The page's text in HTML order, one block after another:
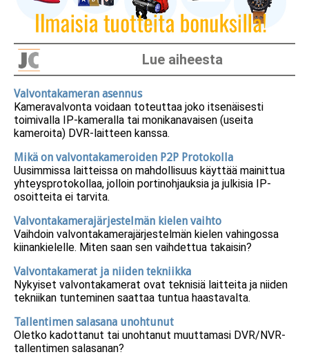
Lue aiheesta
Valvontakameran asennus
Kameravalvonta voidaan toteuttaa joko itsenäisesti
toimivalla IP-kameralla tai monikanavaisen (useita
kameroita) DVR-laitteen kanssa.
Mikä on valvontakameroiden P2P Protokolla
Uusimmissa laitteissa on mahdollisuus käyttää mainittua
yhteysprotokollaa, jolloin portinohjauksia ja julkisia IP-
osoitteita ei tarvita.
Valvontakamerajärjestelmän kielen vaihto
Vaihdoin valvontakamerajärjestelmän kielen vahingossa
kiinankielelle. Miten saan sen vaihdettua takaisin?
Valvontakamerat ja niiden tekniikka
Nykyiset valvontakamerat ovat teknisiä laitteita ja niiden
tekniikan tunteminen saattaa tuntua haastavalta.
Tallentimen salasana unohtunut
Oletko kadottanut tai unohtanut muuttamasi DVR/NVR-
tallentimen salasanan?